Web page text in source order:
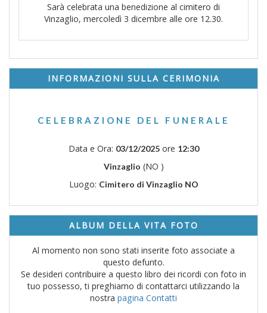
Sarà celebrata una benedizione al cimitero di
Vinzaglio, mercoledì 3 dicembre alle ore 12.30.
INFORMAZIONI SULLA CERIMONIA
CELEBRAZIONE DEL FUNERALE
Data e Ora: 03/12/2025ore 12:30
Vinzaglio (NO )
Luogo: Cimitero di Vinzaglio NO
ALBUM DELLA VITA FOTO
Al momento non sono stati inserite foto associate a
questo defunto.
Se desideri contribuire a questo libro dei ricordi con foto in
tuo possesso, ti preghiamo di contattarci utilizzando la
nostra pagina Contatti